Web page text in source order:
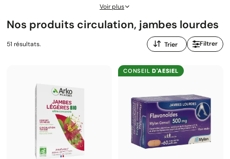
Ces signes témoignent souvent d'une mauvaise
compléments alimentairesspécifiquement formulés peuvent
vous aider à soulager ces inconforts et retrouver des jambes
légères. Nos pharmaciens vous guident pour choisir la solution
Voir plus
Nos produits circulation, jambes lourdes
51 résultats.
Trier
par
:
Filtrer
CONSEILD'AESIEL